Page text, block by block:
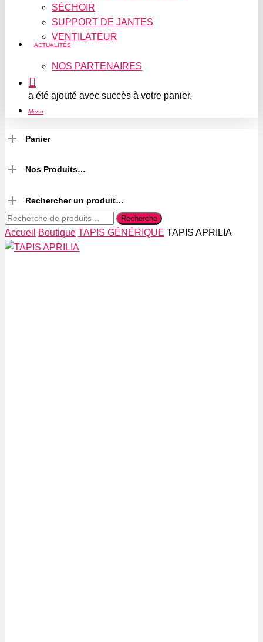
SÉCHOIR
SUPPORT DE JANTES
VENTILATEUR
ACTUALITÉS
NOS PARTENAIRES
a été ajouté avec succès à votre panier.
Menu
Panier
Nos Produits…
Rechercher un produit…
Recherche
pour :
Recherche
Accueil Boutique TAPIS GÉNÉRIQUE TAPIS APRILIA